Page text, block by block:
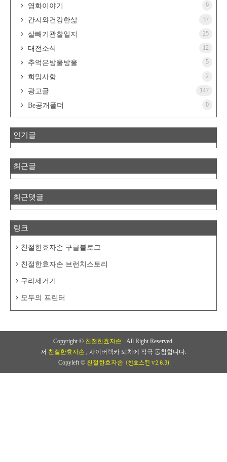
영화이야기 9
간지와건강한삶 37
살빼기관찰일지 25
대전소식 12
추억은방울방울 5
희망사항 2
광고글 147
Be공개폴더 0
인기글
최근글
최근댓글
링크
친절한효자손 구글블로그
친절한효자손 브런치스토리
구라제거기
모두의 프린터
Copyright © 친절한효자손 . All Right Reserved.
저 친절한효자손 , 사이버렉카 퇴치에 적극 동참합니다.
Copyleft © 친절한효자손 (친효스킨 v2.6.3)